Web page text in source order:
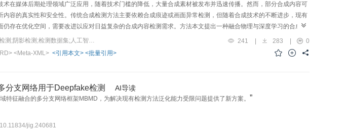
术在媒体后期处理领域广泛应用，随着技术门槛的降低，大量合成素材被发布并迅速传播。然而，部分合成内容可
内容的真实性和安全性。传统合成检测方法主要依赖合成痕迹或画面异常检测，但随着合成技术的不断进步，现有
仍存在优化空间，需要改进以应对日益复杂的合成内容检测需求。方法本文提出一种融合物理与深度学习的合成图
照和阴影一致性分析。通过特征提取与融合网络，实现光照图与光照强度的一致性分析，判断物体采集环境；利用
，有效提升了检测精度和适应性。同时构建了具有物理属性的数据集，为合成图像检测提供数据支持。结果在NIST
and Technology Database 16）、Coverage和CASIA（Chinese Academy of Sciences Institute of
，优于对比方法。在噪声攻击实验中，本文方法对尺寸变化、高斯模糊、高斯噪声和JPEG（Joint Photographic
强的适应性，平均AUC为84.03%。此外，本文提出的数据集在训练过程中表现出高可用性，使用该数据集训练的
重要参考。数据集下载链接：https://doi.org/10.57760/sciencedb.j00240.00069。
关键词：合成图像检测;光照检测;阴影检测;检测数据集;人工智能安全 241 | 283 |
0
<Meta-XML> <引用本文> <批量引用>
分支网络用于Deepfake检测 AI导读
特征融合的多分支网络框架MBMD，为解决现有检测方法泛化能力受限问题提供了新方案。 ”
jig.240681